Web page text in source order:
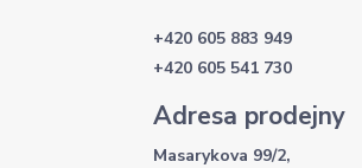
+420 605 883 949
+420 605 541 730
Adresa prodejny
Masarykova 99/2,